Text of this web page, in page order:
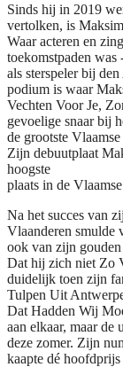
Sinds hij in 2019
vertolken, is
Waar acteren en
toekomstpaden was
als sterspeler bij
podium is waar
Vechten Voor Je,
gevoelige snaar bij
de grootste
Zijn debuutplaat
hoogste
plaats in de
Na het succes van
Vlaanderen smulde
ook van zijn
Dat hij zich niet Zo
duidelijk toen zijn
Tulpen Uit
Dat Hadden Wij
aan elkaar, maar
deze zomer. Zijn
kaapte dé